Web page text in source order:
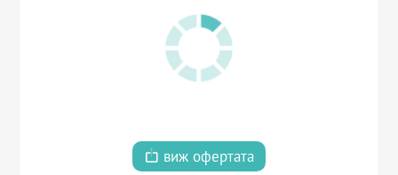
виж офертата